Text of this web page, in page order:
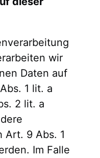
wir
Daten auf
1 lit. a
2 lit. a
Art. 9 Abs. 1
Im Falle